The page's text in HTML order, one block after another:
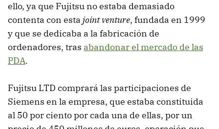
ello, ya que Fujitsu no estaba demasiado
contenta con esta joint venture, fundada en 1999
y que se dedicaba a la fabricación de
ordenadores, tras abandonar el mercado de las
PDA.
Fujitsu LTD comprará las participaciones de
Siemens en la empresa, que estaba constituida
al 50 por ciento por cada una de ellas, por un